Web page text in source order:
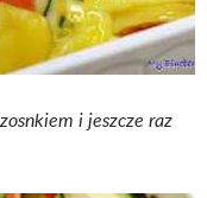
i jeszcze raz